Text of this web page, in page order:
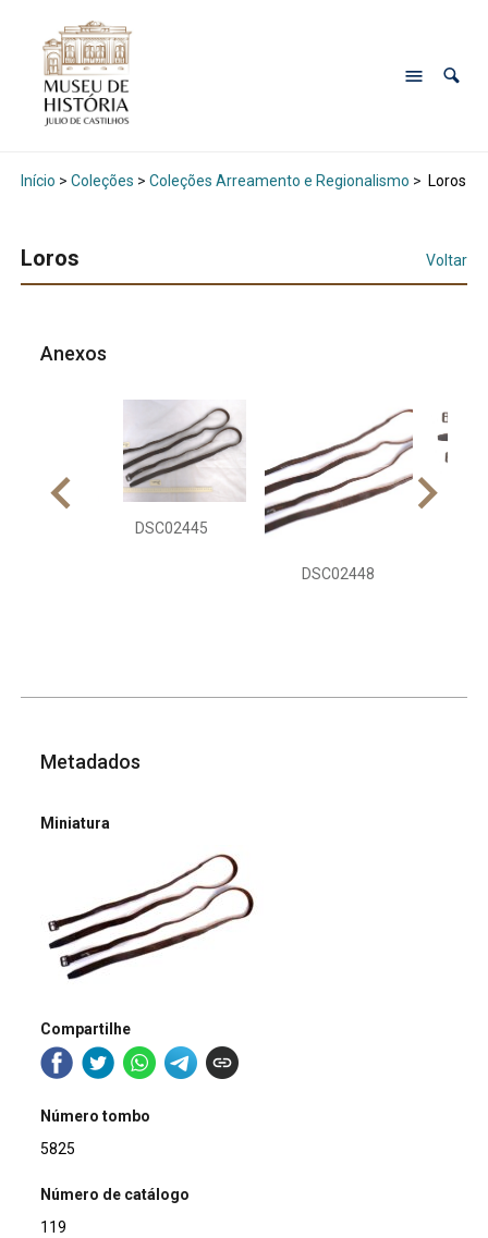
Início > Coleções > Coleções Arreamento e Regionalismo > Loros
Loros Voltar
Anexos
DSC02445
DSC02448
Metadados
Miniatura
Compartilhe
Número tombo
5825
Número de catálogo
119